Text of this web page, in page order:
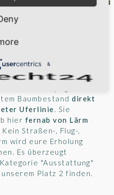
Schlaubetal in
kleinen
Baumbestand direkt
Uferlinie. Sie
hier fernab von Lärm
Straßen-, Flug-,
wird eure Erholung
Es überzeugt
"Ausstattung"
Platz 2 finden.
&